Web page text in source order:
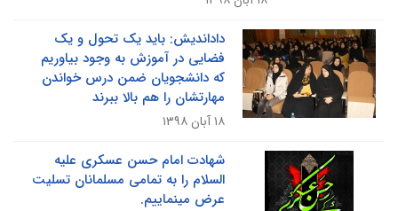
داداندیش: باید یک تحول و یک
فضایی در آموزش به وجود بیاوریم
که دانشجویان ضمن درس خواندن
مهارتشان را هم بالا ببرند
شهادت امام حسن عسکری علیه
السلام را به تمامی مسلمانان تسلیت
عرض مینماییم.